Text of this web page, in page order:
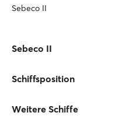
Sebeco II
Sebeco II
Schiffsposition
Weitere Schiffe